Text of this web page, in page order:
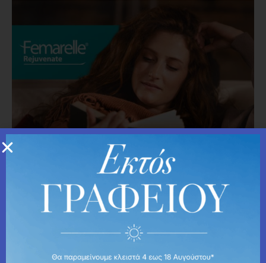
Mind & Body Εναλλαγές Διάθεσης
ΚΑΤΑΝΌΗΣΗ ΤΩΝ ΕΝΑΛΛΑΓΏΝ ΤΗΣ
ΔΙΆΘΕΣΗΣ: ΑΙΤΊΕΣ ΚΑΙ ΑΠΟΤΕΛΕΣΜΑΤΙΚΉ
ΔΙΑΧΕΊΡΙΣΗ